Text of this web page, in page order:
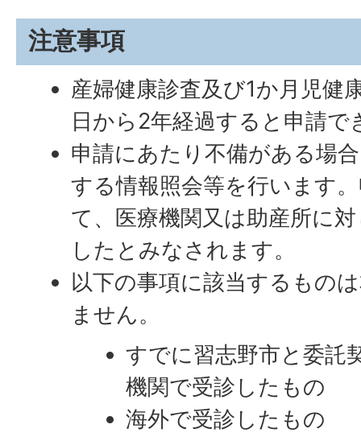
注意事項
産婦健康診査及び1か月児健
日から2年経過すると申請で
申請にあたり不備がある場
する情報照会等を行います
て、医療機関又は助産所に
したとみなされます。
以下の事項に該当するもの
ません。
すでに習志野市と委託
機関で受診したもの
海外で受診したもの